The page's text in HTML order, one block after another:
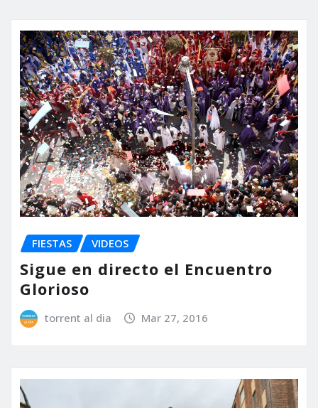
FIESTAS VIDEOS
Sigue en directo el Encuentro
Glorioso
torrent al dia Mar 27, 2016